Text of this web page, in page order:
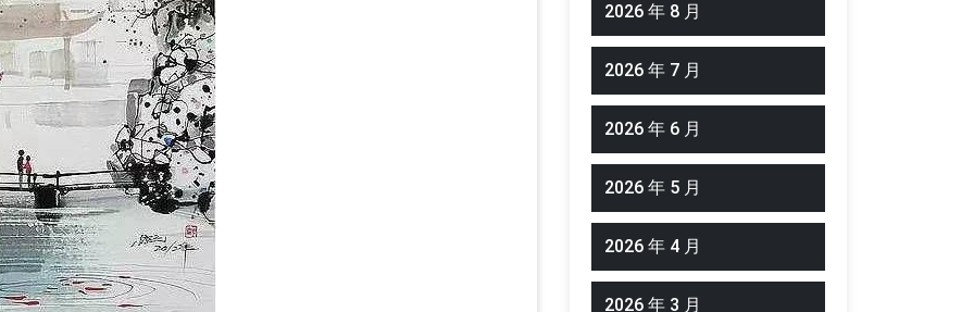
2026 年 8 月
2026 年 7 月
2026 年 6 月
2026 年 5 月
2026 年 4 月
2026 年 3 月